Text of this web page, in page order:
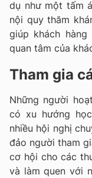
dụ như một tấm
nội quy thăm
giúp khách
quan tâm của
Tham gia
Những người
có xu hướng
nhiều hội nghị
đảo người tham
cơ hội cho các
và làm quen với